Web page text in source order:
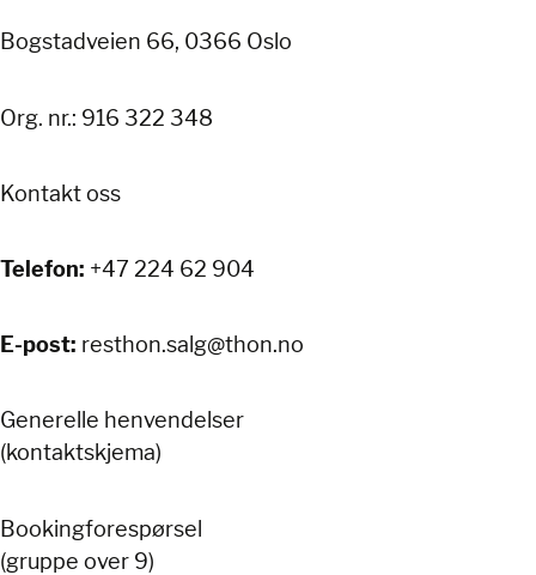
Bogstadveien 66, 0366 Oslo
Org. nr.: 916 322 348
Kontakt oss
Telefon: +47 224 62 904
E-post: resthon.salg@thon.no
Generelle henvendelser
(kontaktskjema)
Bookingforespørsel
(gruppe over 9)